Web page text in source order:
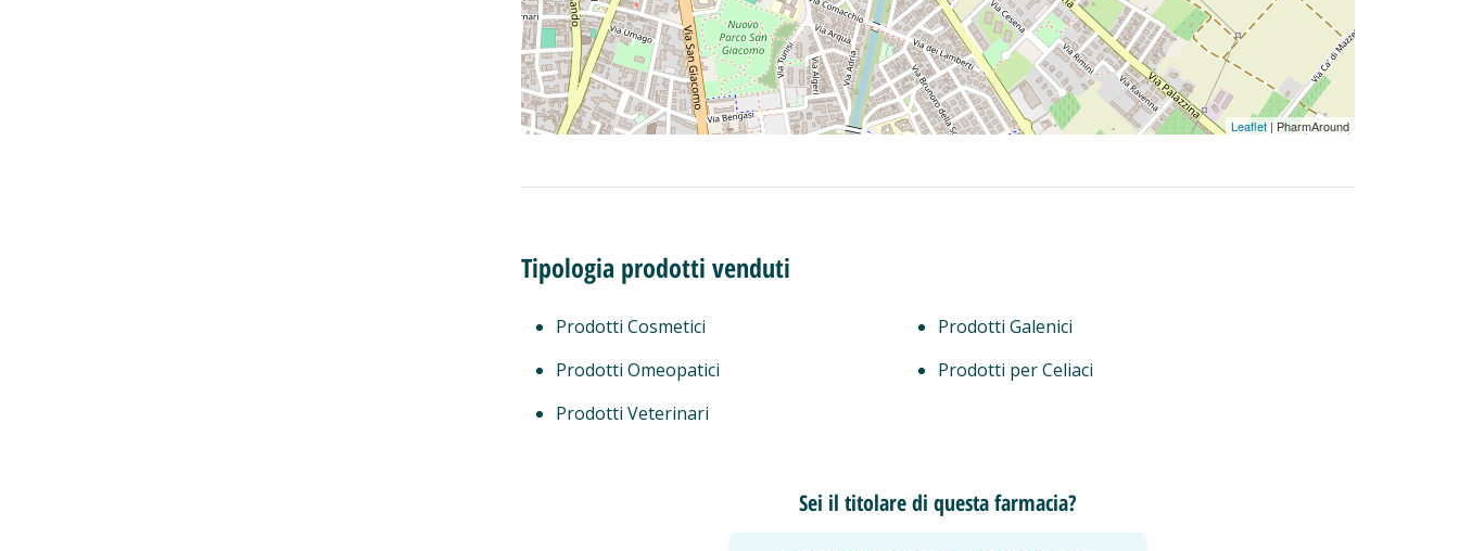
Leaflet | PharmAround
Tipologia prodotti venduti
Prodotti Cosmetici
Prodotti Galenici
Prodotti Omeopatici
Prodotti per Celiaci
Prodotti Veterinari
Sei il titolare di questa farmacia?